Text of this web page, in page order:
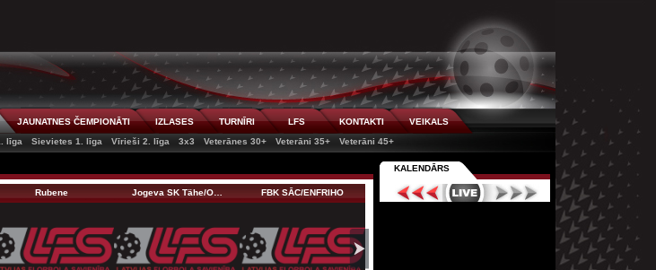
JAUNATNES ČEMPIONĀTI IZLASES TURNĪRI LFS KONTAKTI
VEIKALS
līga Sievietes 1. līga Vīrieši 2. līga 3x3 Veterānes 30+ Veterāni 35+ Veterāni 45+
Rubene Jogeva SK Tähe/O… FBK SĀC/ENFRIHO
KALENDĀRS